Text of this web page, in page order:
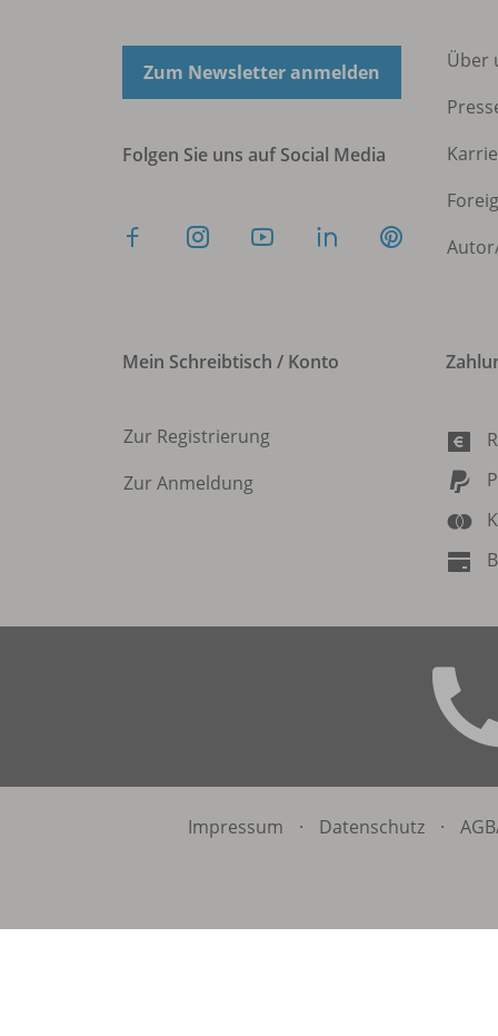
Zum Newsletter anmelden
Folgen Sie uns auf Social Media
Über
Mein Schreibtisch / Konto
Zur Registrierung
Zur Anmeldung
Impressum · Datenschutz ·